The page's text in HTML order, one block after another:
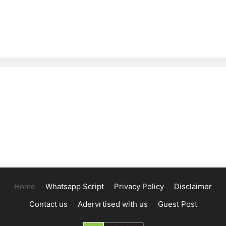
Home Whatsapp Script Privacy Policy
Disclaimer
Contact us
Adervrtised with us Guest Post